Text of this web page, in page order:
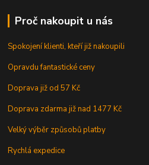
Proč nakoupit u nás
Spokojení klienti, kteří již nakoupili
Opravdu fantastické ceny
Doprava již od 57 Kč
Doprava zdarma již nad 1477 Kč
Velký výběr způsobů platby
Rychlá expedice